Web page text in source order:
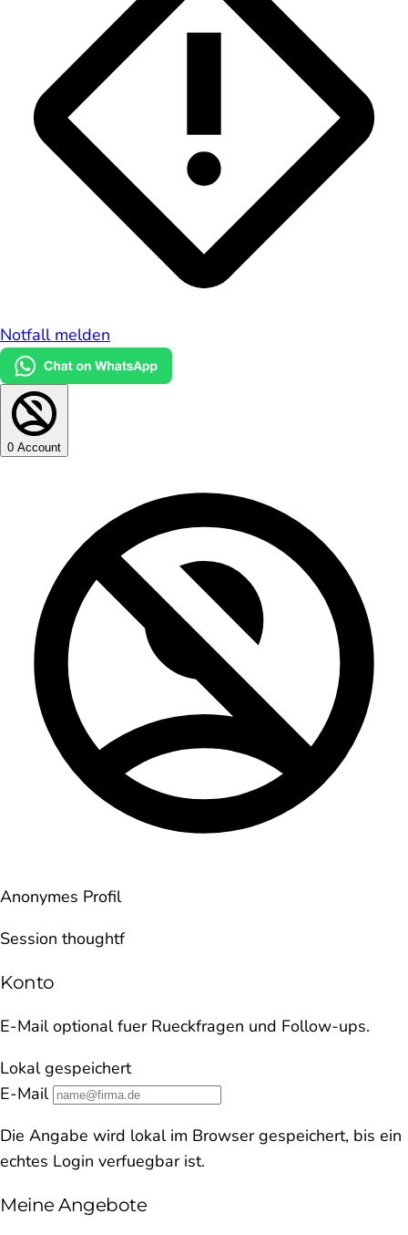
Notfall melden
0 Account
Anonymes Profil
Session thoughtf
Konto
E-Mail optional fuer Rueckfragen und Follow-ups.
Lokal gespeichert
E-Mail
Die Angabe wird lokal im Browser gespeichert, bis ein
echtes Login verfuegbar ist.
Meine Angebote